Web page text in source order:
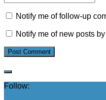
Notify me of follow-up
Notify me of new posts
Follow: